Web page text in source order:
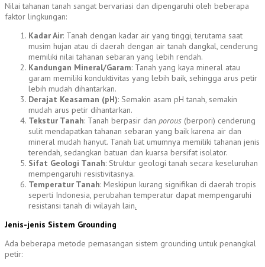
Nilai tahanan tanah sangat bervariasi dan dipengaruhi oleh beberapa
faktor lingkungan:
Kadar Air: Tanah dengan kadar air yang tinggi, terutama saat
musim hujan atau di daerah dengan air tanah dangkal, cenderung
memiliki nilai tahanan sebaran yang lebih rendah.
Kandungan Mineral/Garam: Tanah yang kaya mineral atau
garam memiliki konduktivitas yang lebih baik, sehingga arus petir
lebih mudah dihantarkan.
Derajat Keasaman (pH): Semakin asam pH tanah, semakin
mudah arus petir dihantarkan.
Tekstur Tanah: Tanah berpasir dan porous (berpori) cenderung
sulit mendapatkan tahanan sebaran yang baik karena air dan
mineral mudah hanyut. Tanah liat umumnya memiliki tahanan jenis
terendah, sedangkan batuan dan kuarsa bersifat isolator.
Sifat Geologi Tanah: Struktur geologi tanah secara keseluruhan
mempengaruhi resistivitasnya.
Temperatur Tanah: Meskipun kurang signifikan di daerah tropis
seperti Indonesia, perubahan temperatur dapat mempengaruhi
resistansi tanah di wilayah lain.
Jenis-jenis Sistem Grounding
Ada beberapa metode pemasangan sistem grounding untuk penangkal
petir: